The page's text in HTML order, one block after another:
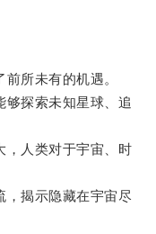
所未有的机遇。
探索未知星球、追
人类对于宇宙、时
揭示隐藏在宇宙尽